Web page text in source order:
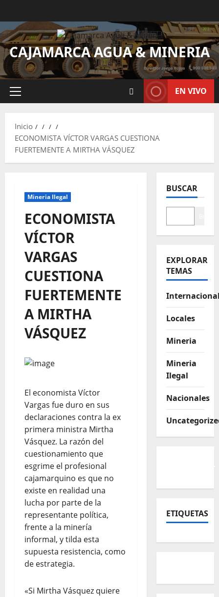
CAJAMARCA AGUA & MINERIA
EN VIVO
Inicio
ECONOMISTA VÍCTOR VARGAS CUESTIONA
FUERTEMENTE A MIRTHA VÁSQUEZ
Mineria Ilegal
ECONOMISTA
VÍCTOR
VARGAS
CUESTIONA
FUERTEMENTE
A MIRTHA
VÁSQUEZ
El economista Víctor
Vargas fue duro en sus
declaraciones contra la ex
primera ministra Mirtha
Vásquez. La razón del
cuestionamiento que
esgrime el profesional
cajamarquino es que no
existe en realidad una
lucha por parte de la
representante política,
frente a la minería
informal, y tilda esta
supuesta resistencia, como
de estrategia.
«Si Mirtha Vásquez quiere
BUSCAR
EXPLORAR
TEMAS
Locales
Mineria
Mineria
Ilegal
Nacionales
ETIQUETAS